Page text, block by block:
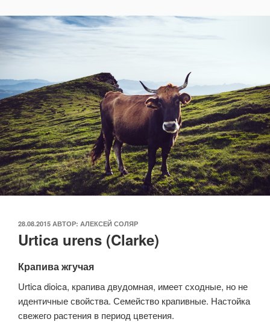
ОПУБЛИКОВАНО
28.08.2015 АВТОР: АЛЕКСЕЙ СОЛЯР
Urtica urens (Clarke)
Крапива жгучая
Urtica dioica, крапива двудомная, имеет сходные, но не
идентичные свойства. Семейство крапивные. Настойка
свежего растения в период цветения.